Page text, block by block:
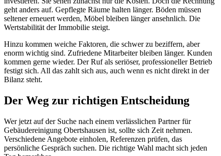
geht anders auf. Gepflegte Räume halten länger. Böden müssen
seltener erneuert werden, Möbel bleiben länger ansehnlich. Die
Wertstabilität der Immobilie steigt.
Hinzu kommen weiche Faktoren, die schwer zu beziffern, aber
enorm wichtig sind. Zufriedene Mitarbeiter bleiben länger. Kunden
kommen gerne wieder. Der Ruf als seriöser, professioneller Betrieb
festigt sich. All das zahlt sich aus, auch wenn es nicht direkt in der
Bilanz steht.
Der Weg zur richtigen Entscheidung
Wer jetzt auf der Suche nach einem verlässlichen Partner für
Gebäudereinigung Obertshausen ist, sollte sich Zeit nehmen.
Verschiedene Angebote einholen, Referenzen prüfen, das
persönliche Gespräch suchen. Die richtige Wahl macht sich jeden